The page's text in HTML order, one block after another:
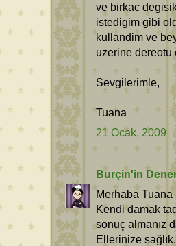
ve birkac
istedigim gibi
kullandim ve
uzerine dereotu
Sevgilerimle,
Tuana
21 Ocak, 2009
Burçin'in
Merhaba Tuana
Kendi damak
sonuç almanız
Ellerinize sağlık.